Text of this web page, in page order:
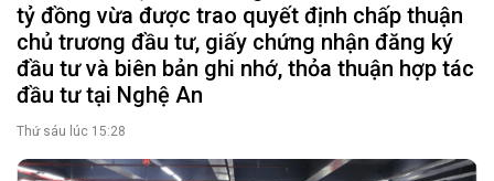
tỷ đồng vừa được trao quyết định chấp thuận
chủ trương đầu tư, giấy chứng nhận đăng ký
đầu tư và biên bản ghi nhớ, thỏa thuận hợp tác
đầu tư tại Nghệ An
Thứ sáu lúc 15:28